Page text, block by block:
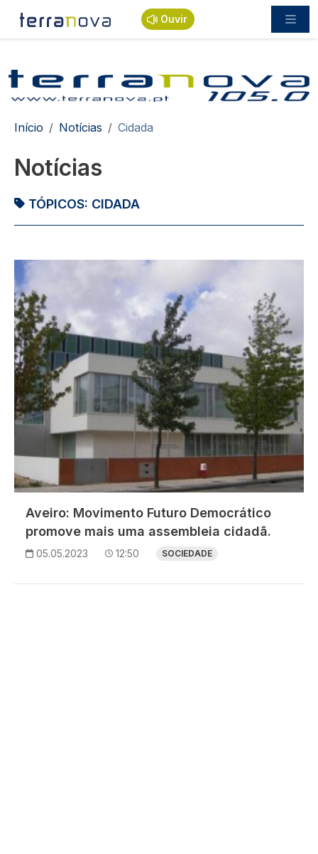
Passar para o conteúdo principal
Ouvir
Navegação estrutural
Início Notícias Cidada
Notícias
TÓPICOS: CIDADA
Imagem
Aveiro: Movimento Futuro Democrático
promove mais uma assembleia cidadã.
05.05.2023 12:50 SOCIEDADE